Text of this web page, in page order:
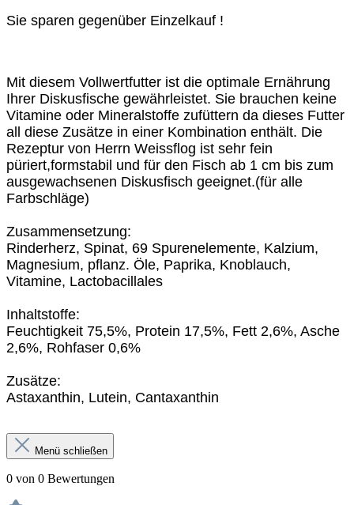
Sie sparen gegenüber Einzelkauf !
Mit diesem Vollwertfutter ist die optimale Ernährung
Ihrer Diskusfische gewährleistet. Sie brauchen keine
Vitamine oder Mineralstoffe zufüttern da dieses Futter
all diese Zusätze in einer Kombination enthält. Die
Rezeptur von Herrn Weissflog ist sehr fein
püriert,formstabil und für den Fisch ab 1 cm bis zum
ausgewachsenen Diskusfisch geeignet.(für alle
Farbschläge)
Zusammensetzung:
Rinderherz, Spinat, 69 Spurenelemente, Kalzium,
Magnesium, pflanz. Öle, Paprika, Knoblauch,
Vitamine, Lactobacillales
Inhaltstoffe:
Feuchtigkeit 75,5%, Protein 17,5%, Fett 2,6%, Asche
2,6%, Rohfaser 0,6%
Zusätze:
Astaxanthin, Lutein, Cantaxanthin
Menü schließen
0 von 0 Bewertungen